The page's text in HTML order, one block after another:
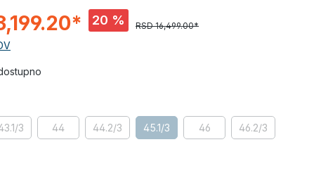
20 % RSD 16,499.00*
3 44 44.2/3 45.1/3 46 46.2/3